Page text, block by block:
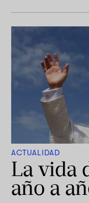
ACTUALIDAD
La vida
año a